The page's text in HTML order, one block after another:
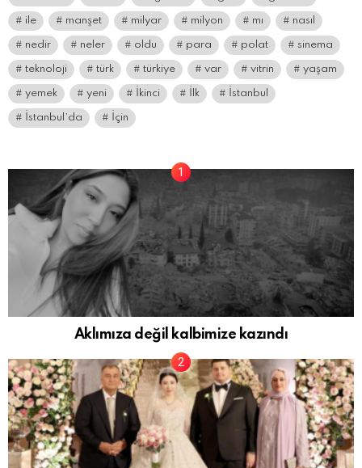
ile manşet milyar milyon mı nasıl
nedir neler oldu para polat sinema
teknoloji türk türkiye var vitrin yaşam
yemek yeni İkinci İlk İstanbul
İstanbul’da İçin
Aklımıza değil kalbimize kazındı